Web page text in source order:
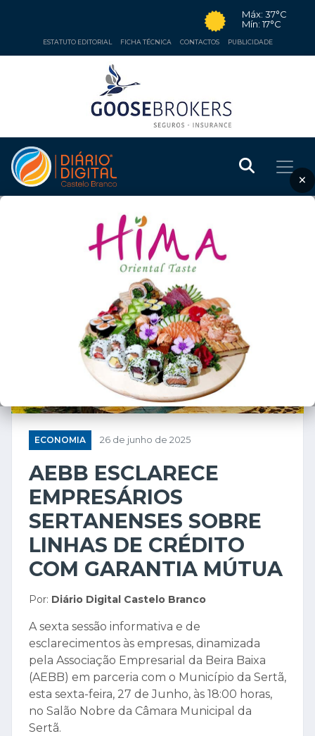
Máx: 37°C
Mín: 17°C
ESTATUTO EDITORIAL FICHA TÉCNICA CONTACTOS PUBLICIDADE
×
ECONOMIA 26 de junho de 2025
AEBB ESCLARECE
EMPRESÁRIOS
SERTANENSES SOBRE
LINHAS DE CRÉDITO
COM GARANTIA MÚTUA
Por: Diário Digital Castelo Branco
A sexta sessão informativa e de
esclarecimentos às empresas, dinamizada
pela Associação Empresarial da Beira Baixa
(AEBB) em parceria com o Município da Sertã,
esta sexta-feira, 27 de Junho, às 18:00 horas,
no Salão Nobre da Câmara Municipal da
Sertã.